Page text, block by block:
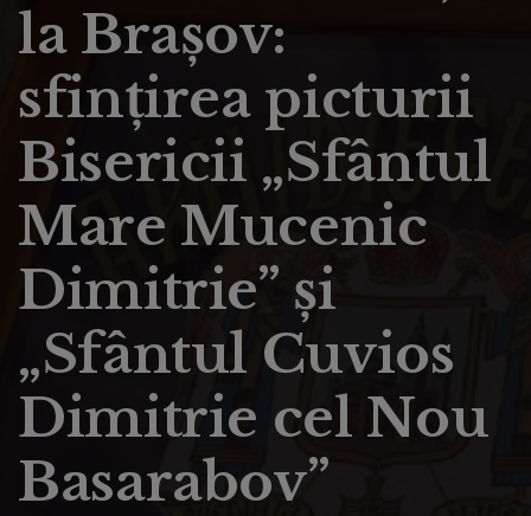
la Braşov:
sfinţirea picturii
Bisericii „Sfântul
Mare Mucenic
Dimitrie” și
„Sfântul Cuvios
Dimitrie cel Nou
Basarabov”